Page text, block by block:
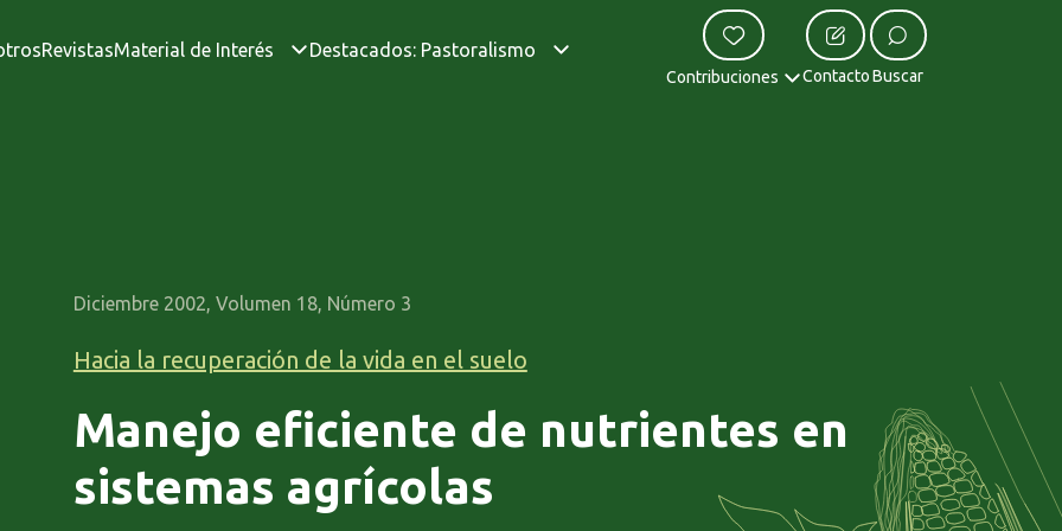
RevistasMaterial de Interés Destacados: Pastoralismo
Contribuciones Contacto Buscar
Diciembre 2002, Volumen 18, Número 3
Hacia la recuperación de la vida en el suelo
Manejo eficiente de nutrientes en
sistemas agrícolas